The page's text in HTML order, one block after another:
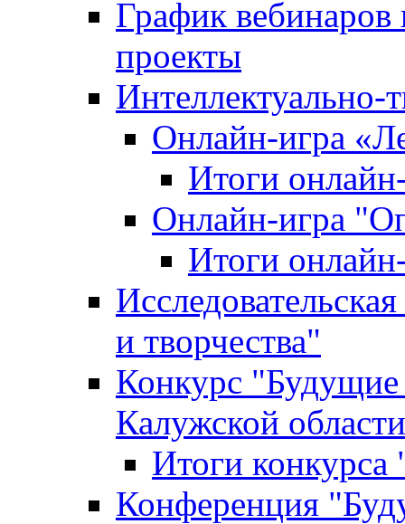
График
проекты
Интеллектуально-
Онлайн-игра
Итоги
Онлайн-игра
Итоги
и творчества"
Конкурс
Калужской области
Итоги
Конференция